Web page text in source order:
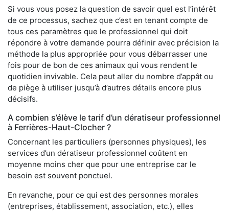
Si vous vous posez la question de savoir quel est l’intérêt
de ce processus, sachez que c’est en tenant compte de
tous ces paramètres que le professionnel qui doit
répondre à votre demande pourra définir avec précision la
méthode la plus appropriée pour vous débarrasser une
fois pour de bon de ces animaux qui vous rendent le
quotidien invivable. Cela peut aller du nombre d’appât ou
de piège à utiliser jusqu’à d’autres détails encore plus
décisifs.
A combien s’élève le tarif d’un dératiseur professionnel
à Ferrières-Haut-Clocher ?
Concernant les particuliers (personnes physiques), les
services d’un dératiseur professionnel coûtent en
moyenne moins cher que pour une entreprise car le
besoin est souvent ponctuel.
En revanche, pour ce qui est des personnes morales
(entreprises, établissement, association, etc.), elles